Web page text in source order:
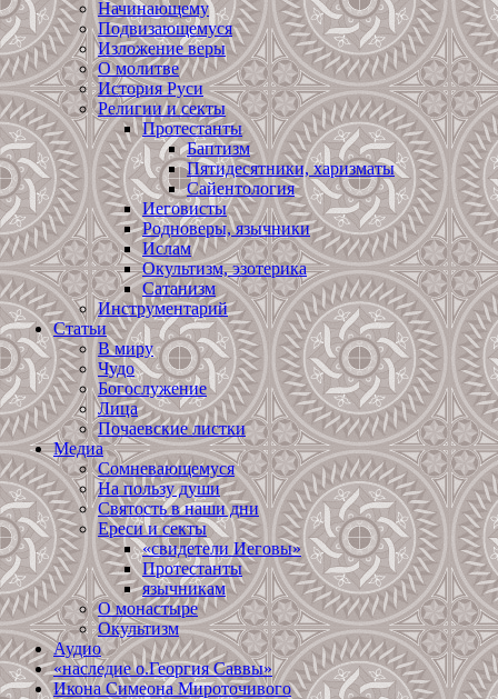
Начинающему
Подвизающемуся
Изложение веры
О молитве
История Руси
Религии и секты
Протестанты
Баптизм
Пятидесятники, харизматы
Сайентология
Иеговисты
Родноверы, язычники
Ислам
Окультизм, эзотерика
Сатанизм
Инструментарий
Статьи
В миру
Чудо
Богослужение
Лица
Почаевские листки
Медиа
Сомневающемуся
На пользу души
Святость в наши дни
Ереси и секты
«свидетели Иеговы»
Протестанты
язычникам
О монастыре
Окультизм
Аудио
«наследие о.Георгия Саввы»
Икона Симеона Мироточивого